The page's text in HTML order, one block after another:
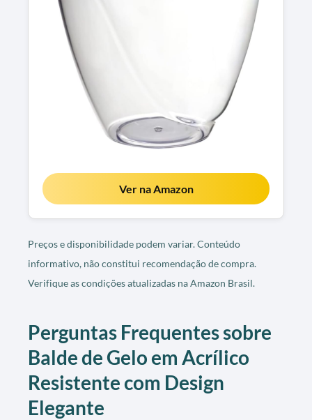
Ver na Amazon
Preços e disponibilidade podem variar. Conteúdo
informativo, não constitui recomendação de compra.
Verifique as condições atualizadas na Amazon Brasil.
Perguntas Frequentes sobre
Balde de Gelo em Acrílico
Resistente com Design
Elegante